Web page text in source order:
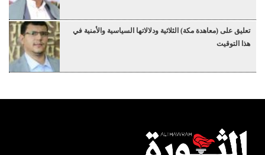
تعليق على (معاهدة مكة) الثلاثية ودلالاتها السياسية والأمنية في
هذا التوقيت